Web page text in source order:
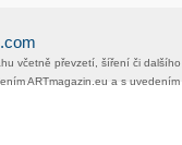
včetně převzetí, šíření či dalšího
​ARTmagazin.eu​ ​a s uvedením